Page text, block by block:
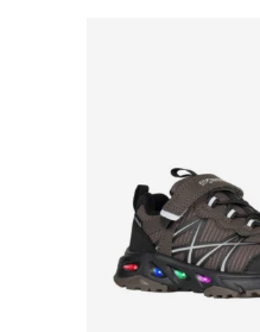
14
24 (23)
25 (47)
26 (74)
27 (71)
)